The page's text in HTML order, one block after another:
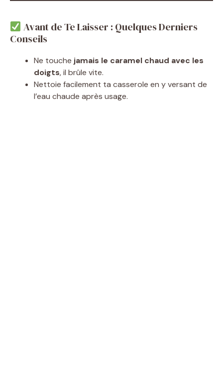
Avant de Te Laisser : Quelques Derniers
Conseils
Ne touche jamais le caramel chaud avec les
doigts, il brûle vite.
Nettoie facilement ta casserole en y versant de
l’eau chaude après usage.